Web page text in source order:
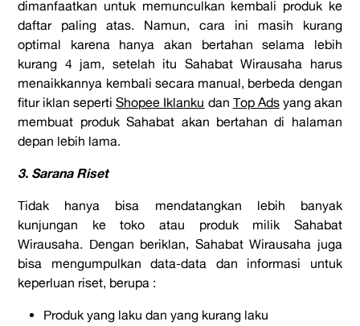
dimanfaatkan untuk memunculkan kembali produk ke
daftar paling atas. Namun, cara ini masih kurang
optimal karena hanya akan bertahan selama lebih
kurang 4 jam, setelah itu Sahabat Wirausaha harus
menaikkannya kembali secara manual, berbeda dengan
fitur iklan sepertiShopee Iklanku dan Top Adsyang akan
membuat produk Sahabat akan bertahan di halaman
depan lebih lama.
3. Sarana Riset
Tidak hanya bisa mendatangkan lebih banyak
kunjungan ke toko atau produk milik Sahabat
Wirausaha. Dengan beriklan, Sahabat Wirausaha juga
bisa mengumpulkan data-data dan informasi untuk
keperluan riset, berupa :
Produk yang laku dan yang kurang laku